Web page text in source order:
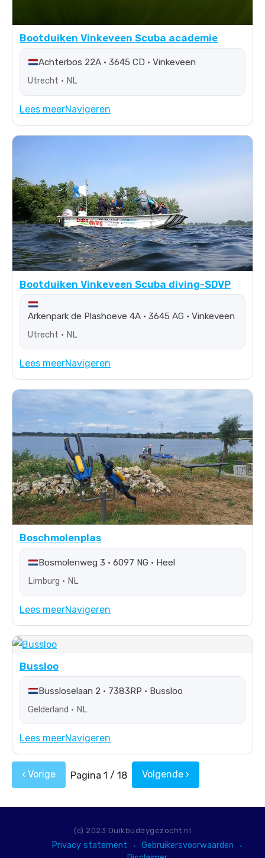
Bootduiken Vinkeveen Scuba academie
Achterbos 22A • 3645 CD • Vinkeveen
Utrecht • NL
Lees meerNavigeren
Bootduiken Vinkeveen Scuba diving-SDVP
Arkenpark de Plashoeve 4A • 3645 AG • Vinkeveen
Utrecht • NL
Lees meerNavigeren
Boschmolenplas
Bosmolenweg 3 • 6097 NG • Heel
Limburg • NL
Lees meerNavigeren
Bussloo
Bussloselaan 2 • 7383RP • Bussloo
Gelderland • NL
Lees meerNavigeren
‹ Vorige Pagina 1 / 18 Volgende ›
(c) 2023 Duikbuddygezocht.nl
Privacy statement
Gebruikersvoorwaarden